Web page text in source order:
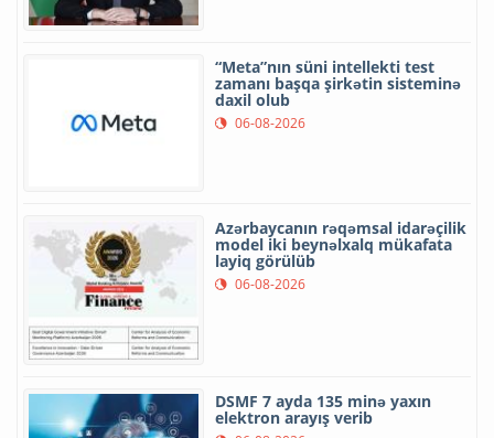
“Meta”nın süni intellekti test
zamanı başqa şirkətin sisteminə
daxil olub
06-08-2026
Azərbaycanın rəqəmsal idarəçilik
model iki beynəlxalq mükafata
layiq görülüb
06-08-2026
DSMF 7 ayda 135 minə yaxın
elektron arayış verib